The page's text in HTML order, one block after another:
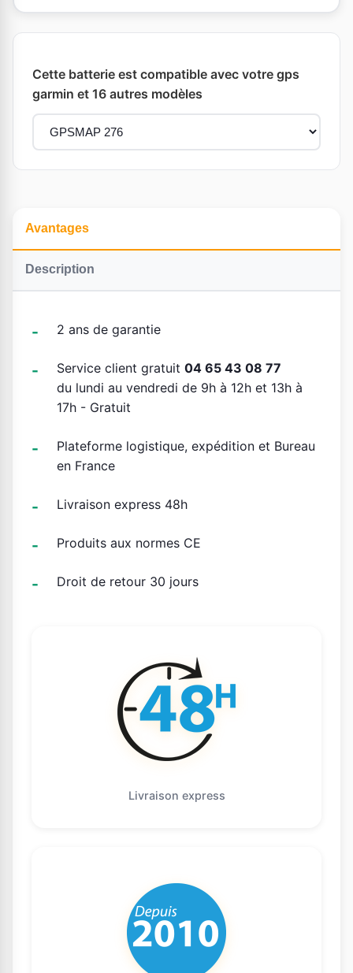
Cette batterie est compatible avec votre gps
garmin et 16 autres modèles
Avantages
Description
2 ans de garantie
Service client gratuit 04 65 43 08 77
du lundi au vendredi de 9h à 12h et 13h à
17h - Gratuit
Plateforme logistique, expédition et Bureau
en France
Livraison express 48h
Produits aux normes CE
Droit de retour 30 jours
Livraison express